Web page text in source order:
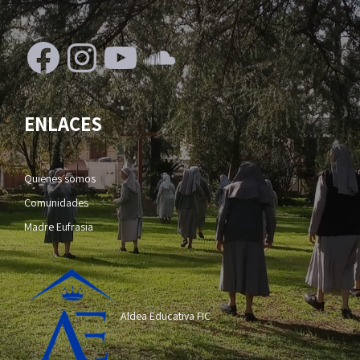
Facebook
Instagram
YouTube
SoundCloud
ENLACES
Quienes somos
Comunidades
Madre Eufrasia
Aldea Educativa FIC